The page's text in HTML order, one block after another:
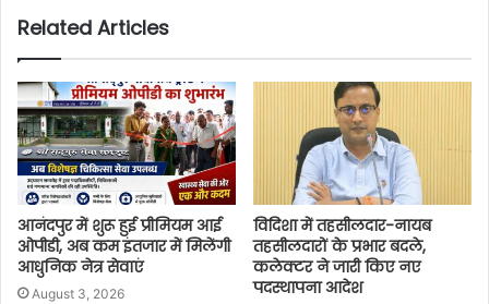
Related Articles
आनंदपुर में शुरू हुई प्रीमियम आई
ओपीडी, अब कम इंतजार में मिलेंगी
आधुनिक नेत्र सेवाएं
August 3, 2026
विदिशा में तहसीलदार-नायब
तहसीलदारों के प्रभार बदले,
कलेक्टर ने जारी किए नए
पदस्थापना आदेश